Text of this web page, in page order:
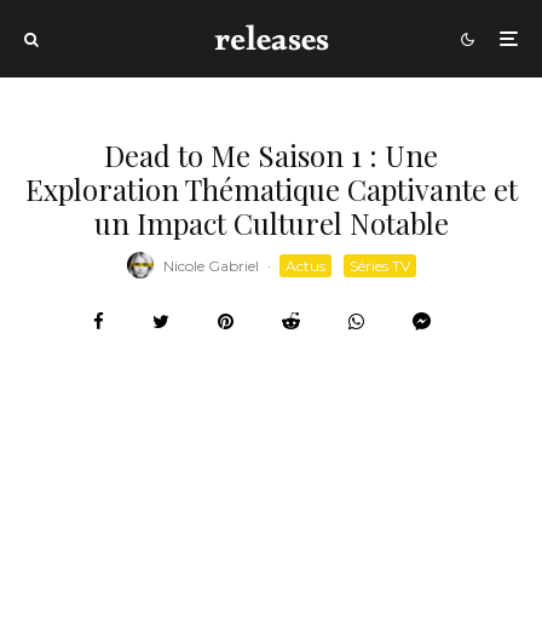
Dead to Me Saison 1 : Une
Exploration Thématique Captivante et
un Impact Culturel Notable
Nicole Gabriel · Actus Séries TV